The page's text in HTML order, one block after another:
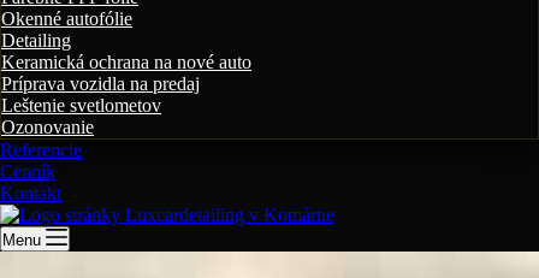
Okenné autofólie
Detailing
Keramická ochrana na nové auto
Príprava vozidla na predaj
Leštenie svetlometov
Ozonovanie
Referencie
Cenník
Kontakt
Menu